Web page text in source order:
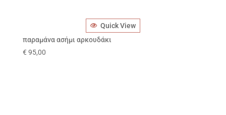
Quick View
παραμάνα ασήμι αρκουδάκι
€ 95,00